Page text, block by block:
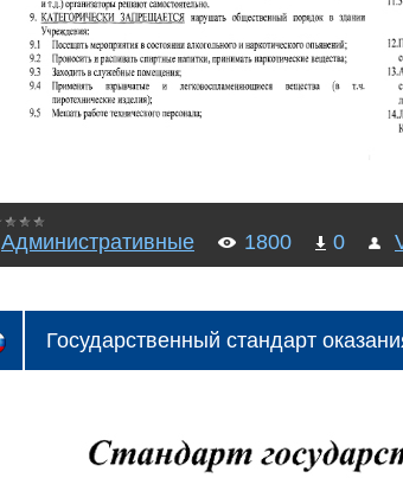
Административные 1800 0
Государственный стандарт